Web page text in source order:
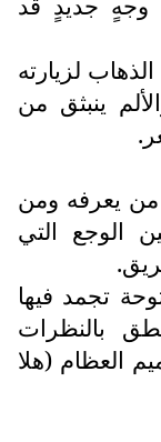
لزيارته
ينبثق من
من يعرفه ومن
الوجع التي
تجمد فيها
بالنظرات
العظام (هلا